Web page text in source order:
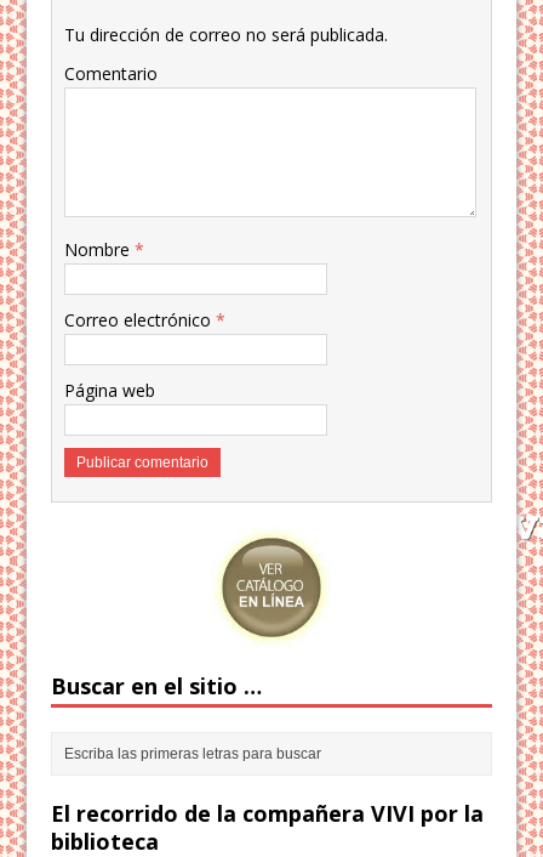
Tu dirección de correo no será publicada.
Comentario
Nombre*
Correo electrónico*
Página web
Buscar en el sitio …
El recorrido de la compañera VIVI por la
biblioteca